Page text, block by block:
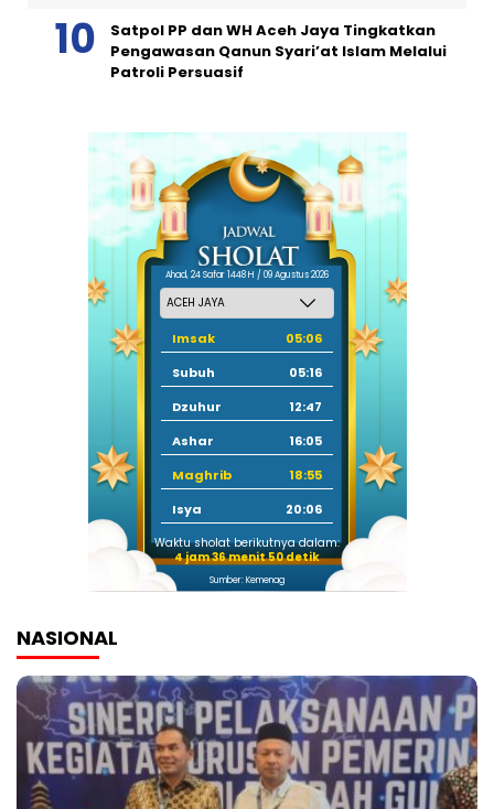
Satpol PP dan WH Aceh Jaya Tingkatkan
Pengawasan Qanun Syari’at Islam Melalui
Patroli Persuasif
Ahad, 24 Safar 1448 H / 09 Agustus 2026
Imsak
05:06
Subuh
05:16
Dzuhur
12:47
Ashar
16:05
Maghrib
18:55
Isya
20:06
Waktu sholat berikutnya dalam:
4 jam 36 menit 49 detik
Sumber: Kemenag
NASIONAL